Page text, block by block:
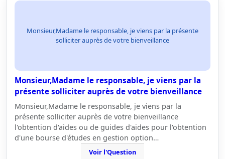
Monsieur,Madame le responsable, je viens par la présente
solliciter auprès de votre bienveillance
Monsieur,Madame le responsable, je viens par la
présente solliciter auprès de votre bienveillance
Monsieur,Madame le responsable, je viens par la
présente solliciter auprès de votre bienveillance
l'obtention d'aides ou de guides d'aides pour l'obtention
d'une bourse d'études en gestion option…
Voir l'Question